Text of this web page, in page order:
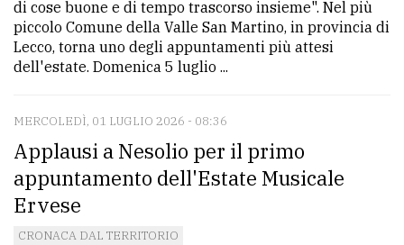
di cose buone e di tempo trascorso insieme". Nel più
piccolo Comune della Valle San Martino, in provincia di
Lecco, torna uno degli appuntamenti più attesi
dell'estate. Domenica 5 luglio ...
MERCOLEDÌ, 01 LUGLIO 2026 - 08:36
Applausi a Nesolio per il primo
appuntamento dell'Estate Musicale
Ervese
CRONACA DAL TERRITORIO